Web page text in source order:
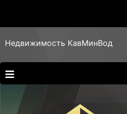
Недвижимость КавМинВод